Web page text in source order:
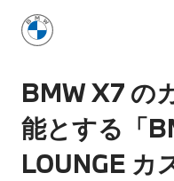
BMW X7 の
能とする「
LOUNGE カ